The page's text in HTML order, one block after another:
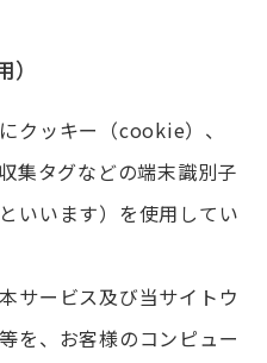
クッキー（cookie）、
集タグなどの端末識別子
いいます）を使用してい
サービス及び当サイトウ
を、お客様のコンピュー